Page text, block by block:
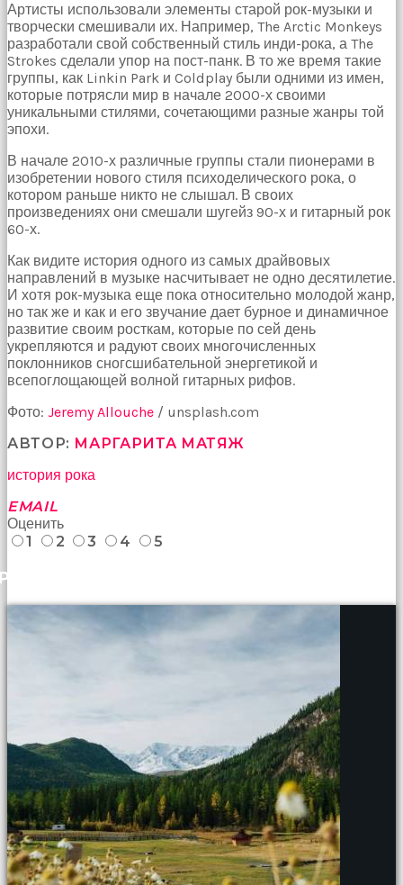
Артисты использовали элементы старой рок-музыки и
творчески смешивали их. Например, The Arctic Monkeys
разработали свой собственный стиль инди-рока, а The
Strokes сделали упор на пост-панк. В то же время такие
группы, как Linkin Park и Coldplay были одними из имен,
которые потрясли мир в начале 2000-х своими
уникальными стилями, сочетающими разные жанры той
эпохи.
В начале 2010-х различные группы стали пионерами в
изобретении нового стиля психоделического рока, о
котором раньше никто не слышал. В своих
произведениях они смешали шугейз 90-х и гитарный рок
60-х.
Как видите история одного из самых драйвовых
направлений в музыке насчитывает не одно десятилетие.
И хотя рок-музыка еще пока относительно молодой жанр,
но так же и как и его звучание дает бурное и динамичное
развитие своим росткам, которые по сей день
укрепляются и радуют своих многочисленных
поклонников сногсшибательной энергетикой и
всепоглощающей волной гитарных рифов.
Фото: Jeremy Allouche / unsplash.com
АВТОР: МАРГАРИТА МАТЯЖ
история рока
EMAIL
Оценить
1
2 3 4 5